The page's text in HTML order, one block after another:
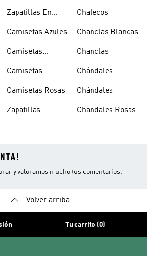
Zapatillas En
Camisetas Azules
Camisetas
Camisetas
Camisetas Rosas
Zapatillas
Chalecos
Chanclas Blancas
Chanclas
Chándales
Chándales
Chándales Rosas
y valoramos mucho tus comentarios.
Volver arriba
Tu carrito (0)